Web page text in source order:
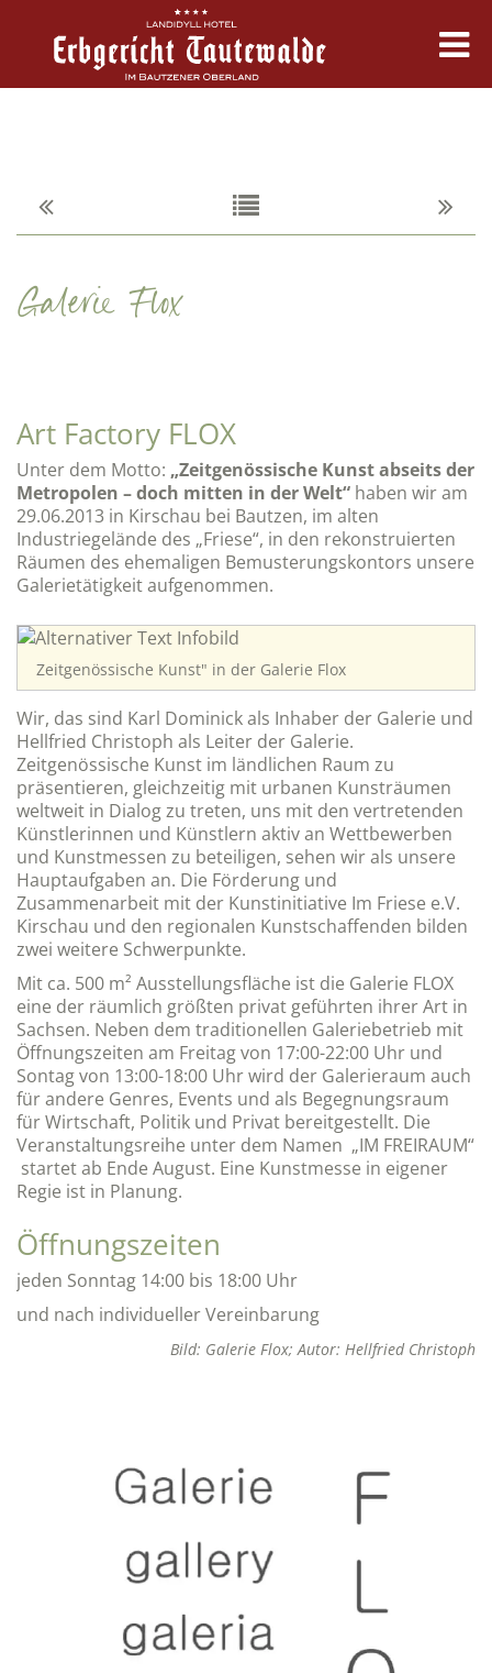
Zimmer & Angebote
Feste & Tagung
Galerie Flox
Art Factory FLOX
Unter dem Motto: „Zeitgenössische Kunst abseits der
Metropolen – doch mitten in der Welt“ haben wir am
29.06.2013 in Kirschau bei Bautzen, im alten
Industriegelände des „Friese“, in den rekonstruierten
Räumen des ehemaligen Bemusterungskontors unsere
Galerietätigkeit aufgenommen.
Zeitgenössische Kunst" in der Galerie Flox
Wir, das sind Karl Dominick als Inhaber der Galerie und
Hellfried Christoph als Leiter der Galerie.
Zeitgenössische Kunst im ländlichen Raum zu
präsentieren, gleichzeitig mit urbanen Kunsträumen
weltweit in Dialog zu treten, uns mit den vertretenden
Künstlerinnen und Künstlern aktiv an Wettbewerben
und Kunstmessen zu beteiligen, sehen wir als unsere
Hauptaufgaben an. Die Förderung und
Zusammenarbeit mit der Kunstinitiative Im Friese e.V.
Kirschau und den regionalen Kunstschaffenden bilden
zwei weitere Schwerpunkte.
Mit ca. 500 m² Ausstellungsfläche ist die Galerie FLOX
eine der räumlich größten privat geführten ihrer Art in
Sachsen. Neben dem traditionellen Galeriebetrieb mit
Öffnungszeiten am Freitag von 17:00-22:00 Uhr und
Sontag von 13:00-18:00 Uhr wird der Galerieraum auch
für andere Genres, Events und als Begegnungsraum
für Wirtschaft, Politik und Privat bereitgestellt. Die
Veranstaltungsreihe unter dem Namen „IM FREIRAUM“
startet ab Ende August. Eine Kunstmesse in eigener
Regie ist in Planung.
Öffnungszeiten
jeden Sonntag 14:00 bis 18:00 Uhr
und nach individueller Vereinbarung
Bild: Galerie Flox; Autor: Hellfried Christoph